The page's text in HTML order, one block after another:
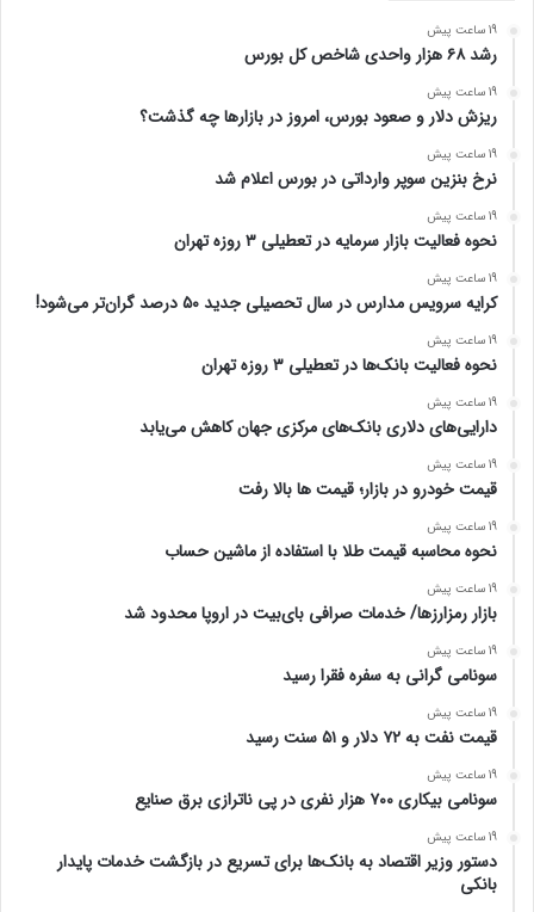
19 ساعت پیش
رشد ۶۸ هزار واحدی شاخص کل بورس
19 ساعت پیش
ریزش دلار و صعود بورس، امروز در بازارها چه گذشت؟
19 ساعت پیش
نرخ بنزین سوپر وارداتی در بورس اعلام شد
19 ساعت پیش
نحوه فعالیت بازار سرمایه در تعطیلی ۳ روزه تهران
19 ساعت پیش
کرایه سرویس مدارس در سال تحصیلی جدید ۵۰ درصد گران‌تر می‌شود!
19 ساعت پیش
نحوه فعالیت بانک‌ها در تعطیلی ۳ روزه تهران
19 ساعت پیش
دارایی‌های دلاری بانک‌های مرکزی جهان کاهش می‌یابد
19 ساعت پیش
قیمت خودرو در بازار؛ قیمت ها بالا رفت
19 ساعت پیش
نحوه محاسبه قیمت طلا با استفاده از ماشین حساب
19 ساعت پیش
بازار رمزارزها/ خدمات صرافی بای‌بیت در اروپا محدود شد
19 ساعت پیش
سونامی گرانی به سفره فقرا رسید
19 ساعت پیش
قیمت نفت به ۷۲ دلار و ۵۱ سنت رسید
19 ساعت پیش
سونامی بیکاری ۷۰۰ هزار نفری در پی ناترازی برق صنایع
19 ساعت پیش
دستور وزیر اقتصاد به بانک‌ها برای تسریع در بازگشت خدمات پایدار
بانکی